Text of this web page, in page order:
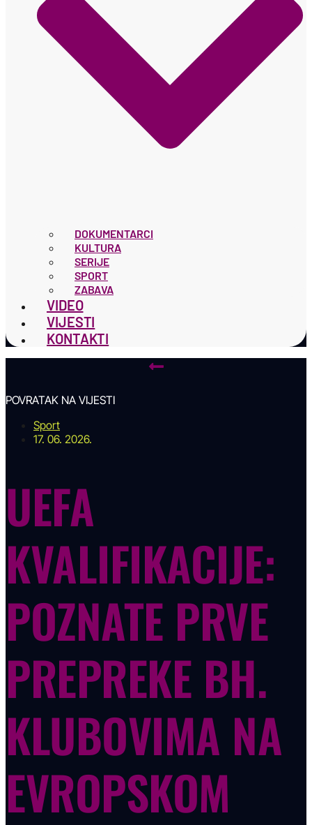
DOKUMENTARCI
KULTURA
SERIJE
SPORT
ZABAVA
VIDEO
VIJESTI
KONTAKTI
POVRATAK NA VIJESTI
Sport
17. 06. 2026.
UEFA
KVALIFIKACIJE:
POZNATE PRVE
PREPREKE BH.
KLUBOVIMA NA
EVROPSKOM